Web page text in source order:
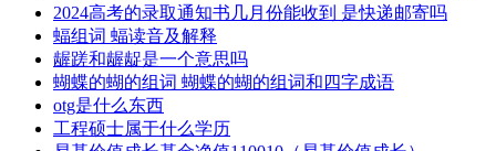
2024高考的录取通知书几月份能收到 是快递邮寄吗
蝠组词 蝠读音及解释
龌蹉和龌龊是一个意思吗
蝴蝶的蝴的组词 蝴蝶的蝴的组词和四字成语
otg是什么东西
工程硕士属于什么学历